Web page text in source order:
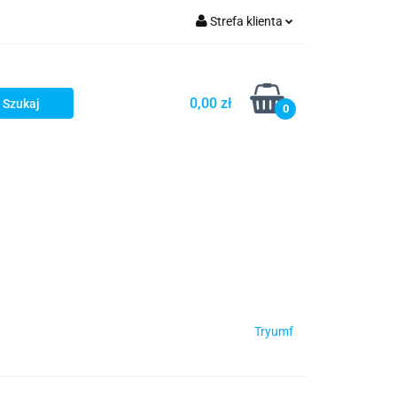
Strefa klienta
Zarejestruj się
Dodaj zgłoszenie
0,00 zł 0
Tryumf